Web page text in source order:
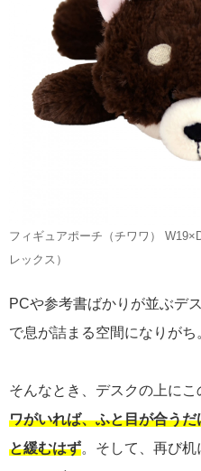
フィギュアポーチ（チワワ）
レックス）
PCや参考書ばかりが並ぶデ
で息が詰まる空間になりがち
そんなとき、デスクの上にこ
ワがいれば、ふと目が合う
と緩むはず。そして、再び